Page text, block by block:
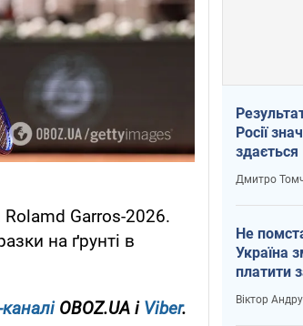
Garros-2026.
на ґрунті в
OBOZ.UA і Viber.
Росії
здається
Дмитро
Не
Україна
платити
Віктор